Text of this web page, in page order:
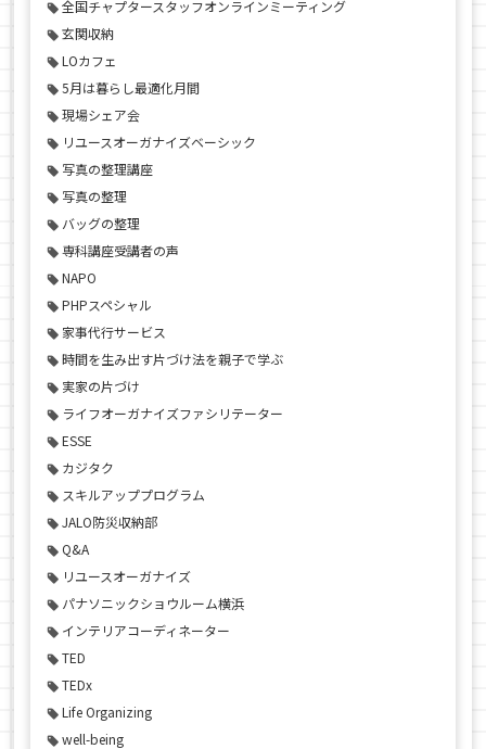
全国チャプタースタッフオンラインミーティング
玄関収納
LOカフェ
5月は暮らし最適化月間
現場シェア会
リユースオーガナイズベーシック
写真の整理講座
写真の整理
バッグの整理
専科講座受講者の声
NAPO
PHPスペシャル
家事代行サービス
時間を生み出す片づけ法を親子で学ぶ
実家の片づけ
ライフオーガナイズファシリテーター
ESSE
カジタク
スキルアッププログラム
JALO防災収納部
Q&A
リユースオーガナイズ
パナソニックショウルーム横浜
インテリアコーディネーター
TED
TEDx
Life Organizing
well-being